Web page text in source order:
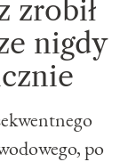
zrobił
nigdy
po